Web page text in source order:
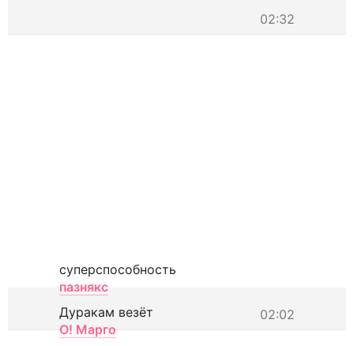
02:32
суперспособность
пазнякс
02:02
Дуракам везёт
О! Марго